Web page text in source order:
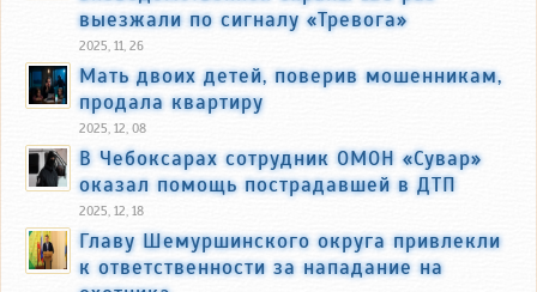
выезжали по сигналу «Тревога»
2025, 11, 26
Мать двоих детей, поверив мошенникам,
продала квартиру
2025, 12, 08
В Чебоксарах сотрудник ОМОН «Сувар»
оказал помощь пострадавшей в ДТП
2025, 12, 18
Главу Шемуршинского округа привлекли
к ответственности за нападание на